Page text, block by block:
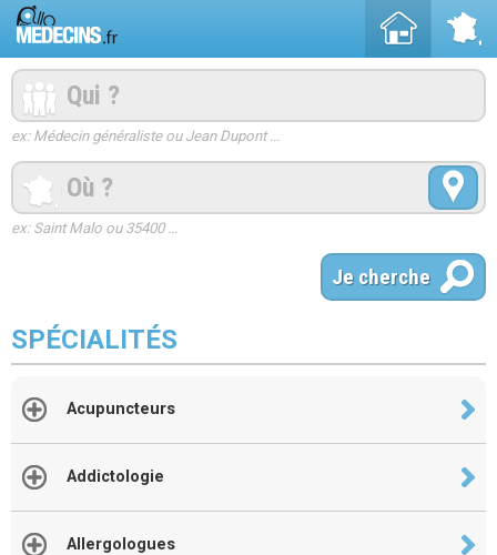
ex: Médecin généraliste ou Jean Dupont ...
ex: Saint Malo ou 35400 ...
SPÉCIALITÉS
Acupuncteurs
Addictologie
Allergologues